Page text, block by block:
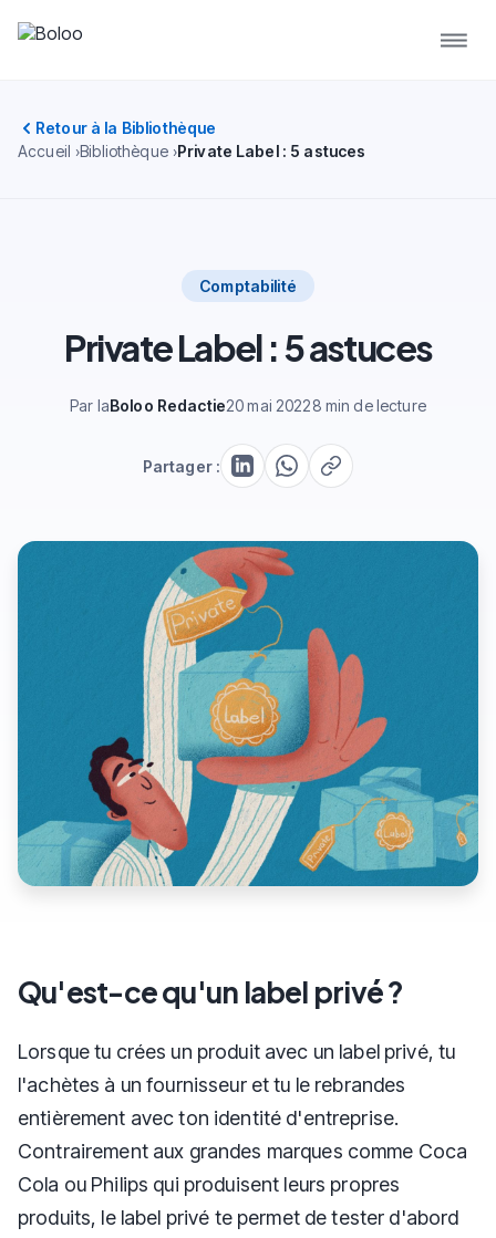
Retour à la Bibliothèque
Accueil Bibliothèque Private Label : 5 astuces
Comptabilité
Private Label : 5 astuces
Par laBoloo Redactie20 mai 20228 min de lecture
Partager :
Qu'est-ce qu'un label privé ?
Lorsque tu crées un produit avec un label privé, tu
l'achètes à un fournisseur et tu le rebrandes
entièrement avec ton identité d'entreprise.
Contrairement aux grandes marques comme Coca
Cola ou Philips qui produisent leurs propres
produits, le label privé te permet de tester d'abord